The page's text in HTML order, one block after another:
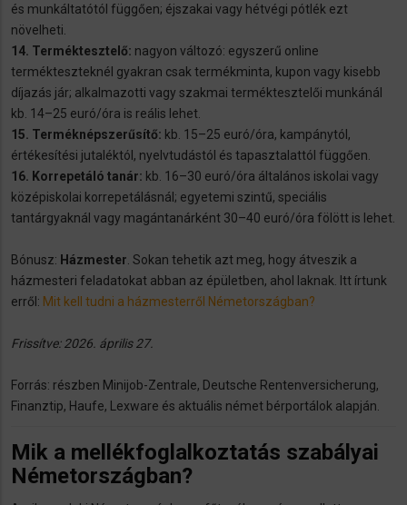
és munkáltatótól függően; éjszakai vagy hétvégi pótlék ezt
növelheti.
14. Terméktesztelő: nagyon változó: egyszerű online
termékteszteknél gyakran csak termékminta, kupon vagy kisebb
díjazás jár; alkalmazotti vagy szakmai terméktesztelői munkánál
kb. 14–25 euró/óra is reális lehet.
15. Terméknépszerűsítő: kb. 15–25 euró/óra, kampánytól,
értékesítési jutaléktól, nyelvtudástól és tapasztalattól függően.
16. Korrepetáló tanár: kb. 16–30 euró/óra általános iskolai vagy
középiskolai korrepetálásnál; egyetemi szintű, speciális
tantárgyaknál vagy magántanárként 30–40 euró/óra fölött is lehet.
Bónusz: Házmester . Sokan tehetik azt meg, hogy átveszik a
házmesteri feladatokat abban az épületben, ahol laknak. Itt írtunk
erről: Mit kell tudni a házmesterről Németországban?
Frissítve: 2026. április 27.
Forrás: részben Minijob-Zentrale, Deutsche Rentenversicherung,
Finanztip, Haufe, Lexware és aktuális német bérportálok alapján.
Mik a mellékfoglalkoztatás szabályai
Németországban?